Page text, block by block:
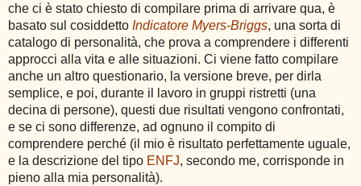
che ci è stato chiesto di compilare prima di arrivare qua, è
basato sul cosiddetto Indicatore Myers-Briggs, una sorta di
catalogo di personalità, che prova a comprendere i differenti
approcci alla vita e alle situazioni. Ci viene fatto compilare
anche un altro questionario, la versione breve, per dirla
semplice, e poi, durante il lavoro in gruppi ristretti (una
decina di persone), questi due risultati vengono confrontati,
e se ci sono differenze, ad ognuno il compito di
comprendere perché (il mio è risultato perfettamente uguale,
e la descrizione del tipo ENFJ, secondo me, corrisponde in
pieno alla mia personalità).